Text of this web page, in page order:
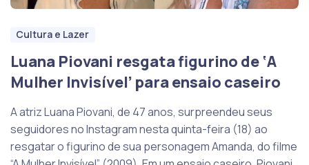
Cultura e Lazer
Luana Piovani resgata figurino de ‘A
Mulher Invisível’ para ensaio caseiro
A atriz Luana Piovani, de 47 anos, surpreendeu seus
seguidores no Instagram nesta quinta-feira (18) ao
resgatar o figurino de sua personagem Amanda, do filme